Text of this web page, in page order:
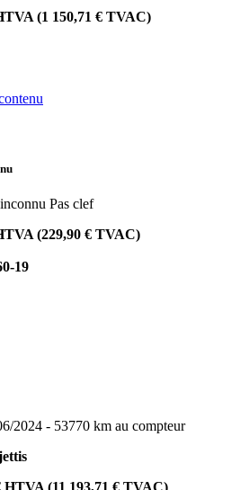
(1 150,71 € TVAC)
Pas clef
(229,90 € TVAC)
19
2024 - 53770 km au compteur
HTVA (11 193,71 € TVAC)